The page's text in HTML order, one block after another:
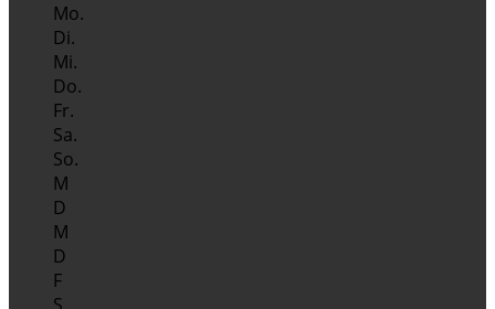
Mo.
Di.
Mi.
Do.
Fr.
Sa.
So.
M
D
M
D
F